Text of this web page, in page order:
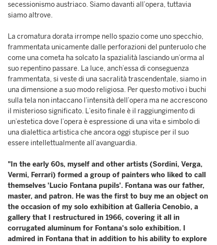
secessionismo austriaco. Siamo davanti all’opera, tuttavia
siamo altrove.
La cromatura dorata irrompe nello spazio come uno specchio,
frammentata unicamente dalle perforazioni del punteruolo che
come una cometa ha solcato la spazialità lasciando un’orma al
suo repentino passare. La luce, anch’essa di conseguenza
frammentata, si veste di una sacralità trascendentale, siamo in
una dimensione a suo modo religiosa. Per questo motivo i buchi
sulla tela non intaccano l’intensità dell’opera ma ne accrescono
il misterioso significato. L’esito finale è il raggiungimento di
un’estetica dove l’opera è espressione di una vita e simbolo di
una dialettica artistica che ancora oggi stupisce per il suo
essere intellettualmente all’avanguardia.
"In the early 60s, myself and other artists (Sordini, Verga,
Vermi, Ferrari) formed a group of painters who liked to call
themselves 'Lucio Fontana pupils'. Fontana was our father,
master, and patron. He was the first to buy me an object on
the occasion of my solo exhibition at Galleria Cenobio, a
gallery that I restructured in 1966, covering it all in
corrugated aluminum for Fontana's solo exhibition. I
admired in Fontana that in addition to his ability to explore